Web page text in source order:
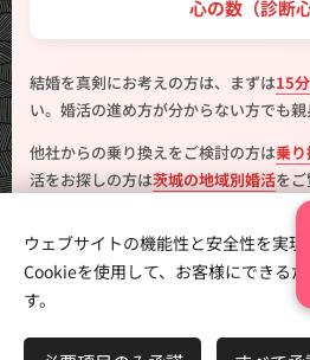
💖 心の数（診断
結婚を真剣にお考えの方は、まずは15
い。婚活の進め方が分からない方でも親
他社からの乗り換えをご検討の方は乗
活をお探しの方は茨城の地域別婚活をご
はんこ広場つくば二
言語
ウェブサイトの機能性と安全性を実現
Cookieを使用して、お客様にできるだ
す。